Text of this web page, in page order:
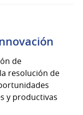
de
resolución de
y productivas